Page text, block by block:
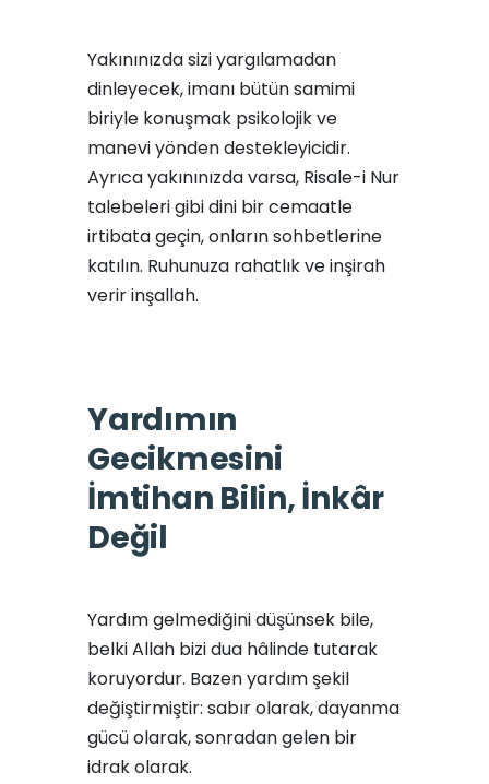
Yakınınızda sizi yargılamadan
dinleyecek, imanı bütün samimi
biriyle konuşmak psikolojik ve
manevi yönden destekleyicidir.
Ayrıca yakınınızda varsa, Risale-i Nur
talebeleri gibi dini bir cemaatle
irtibata geçin, onların sohbetlerine
katılın. Ruhunuza rahatlık ve inşirah
verir inşallah.
Yardımın
Gecikmesini
İmtihan Bilin, İnkâr
Değil
Yardım gelmediğini düşünsek bile,
belki Allah bizi dua hâlinde tutarak
koruyordur. Bazen yardım şekil
değiştirmiştir: sabır olarak, dayanma
gücü olarak, sonradan gelen bir
idrak olarak.